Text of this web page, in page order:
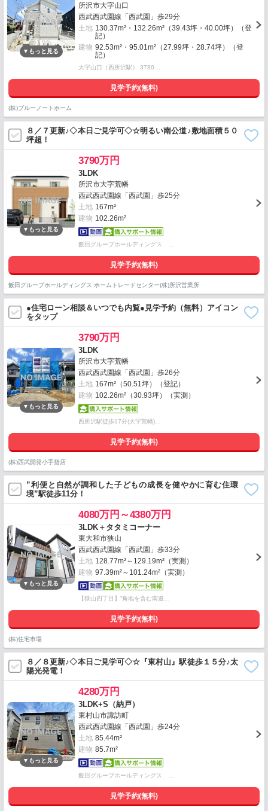
所沢市大字山口
西武西武園線「西武園」歩29分
土地 130.37m²・132.26m²（39.43坪・40.00坪）（登
記）
建物 92.53m²・95.01m²（27.99坪・28.74坪）（登
記）
大字山口（西所沢駅） 3780…
見学予約(無料)
(株)ブルーノートホーム
８／７更新♪◇本日ご見学可◇☆明るい南公道♪敷地面積５０
坪超！
3790万円
3LDK
所沢市大字荒幡
西武西武園線「西武園」歩25分
土地 167m²
建物 102.26m²
飯田グループホールディングス …
見学予約(無料)
飯田グループホールディングス ホームトレードセンター(株)所沢営業所
●住宅ローン相談＆いつでも内覧●見学予約（無料）アイコン
をタップ
3790万円
3LDK
所沢市大字荒幡
西武西武園線「西武園」歩26分
土地 167m²（50.51坪）（登記）
建物 102.26m²（30.93坪）（実測）
西所沢駅徒歩17分(大字荒幡)…
見学予約(無料)
(株)西武開発小手指店
”利便と自然が調和した子どもの成長を健やかに育む住環
境”駅徒歩11分！
4080万円～4380万円
3LDK＋タタミコーナー
東大和市狭山
西武西武園線「西武園」歩33分
土地 128.77m²～129.19m²（実測）
建物 97.39m²～101.24m²（実測）
【狭山四丁目】”角地を含む南道…
見学予約(無料)
(株)住宅市場
８／８更新♪◇本日ご見学可◇☆『東村山』駅徒歩１５分♪太
陽光発電！
4280万円
3LDK+S（納戸）
東村山市諏訪町
西武西武園線「西武園」歩24分
土地 85.44m²
建物 85.7m²
飯田グループホールディングス …
見学予約(無料)